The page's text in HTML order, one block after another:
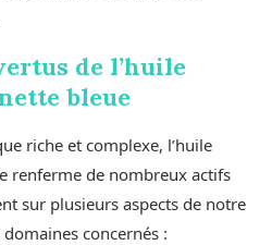
de l’huile
bleue
riche et complexe, l’huile
renferme de nombreux actifs
sur plusieurs aspects de notre
concernés :